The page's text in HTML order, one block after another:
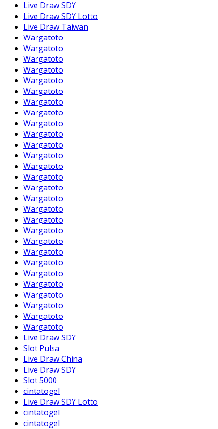
Live Draw SDY
Live Draw SDY Lotto
Live Draw Taiwan
Wargatoto
Wargatoto
Wargatoto
Wargatoto
Wargatoto
Wargatoto
Wargatoto
Wargatoto
Wargatoto
Wargatoto
Wargatoto
Wargatoto
Wargatoto
Wargatoto
Wargatoto
Wargatoto
Wargatoto
Wargatoto
Wargatoto
Wargatoto
Wargatoto
Wargatoto
Wargatoto
Wargatoto
Wargatoto
Wargatoto
Wargatoto
Wargatoto
Live Draw SDY
Slot Pulsa
Live Draw China
Live Draw SDY
Slot 5000
cintatogel
Live Draw SDY Lotto
cintatogel
cintatogel